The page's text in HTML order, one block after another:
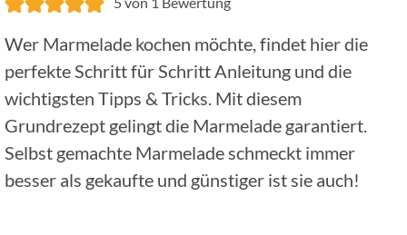
Wer Marmelade kochen möchte, findet hier die
perfekte Schritt für Schritt Anleitung und die
wichtigsten Tipps & Tricks. Mit diesem
Grundrezept gelingt die Marmelade garantiert.
Selbst gemachte Marmelade schmeckt immer
besser als gekaufte und günstiger ist sie auch!